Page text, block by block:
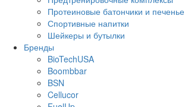
Протеиновые батончики и печенье
Спортивные напитки
Шейкеры и бутылки
Бренды
BioTechUSA
Boombbar
BSN
Cellucor